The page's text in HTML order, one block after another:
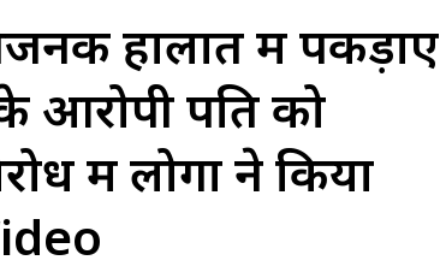
हालात में पकड़ाए
आरोपी पति को
में लोगों ने किया